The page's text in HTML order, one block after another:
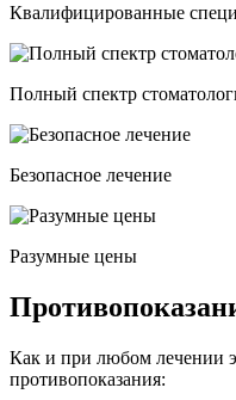
Квалифицированные
Полный спектр
Безопасное лечение
Разумные цены
Как и при любом лечении
противопоказания: